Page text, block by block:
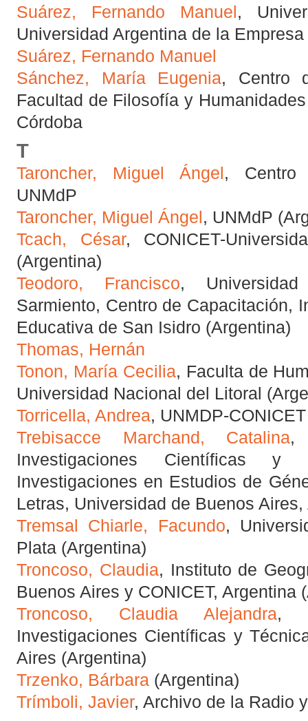
Suárez, Fernando Manuel,
Universidad Argentina de la
Suárez, Fernando Manuel
Sánchez, María Eugenia, Centro
Facultad de Filosofía y
Córdoba
T
Taroncher, Miguel Ángel, Centro
UNMdP
Taroncher, Miguel Ángel, UNMdP
Tcach, César, CONICET-
(Argentina)
Teodoro, Francisco,
Sarmiento, Centro de Capacitación,
Educativa de San Isidro (Argentina)
Thomas, Hernán
Tonon, María Cecilia, Faculta de
Universidad Nacional del Litoral
Torricella, Andrea, UNMDP-
Trebisacce Marchand, Catalina,
Investigaciones Científicas
Investigaciones en Estudios de
Letras, Universidad de Buenos
Tremsal Chiarle, Facundo,
Plata (Argentina)
Troncoso, Claudia, Instituto de
Buenos Aires y CONICET, Argentina
Troncoso, Claudia Alejandra,
Investigaciones Científicas y
Aires (Argentina)
Trzenko, Bárbara (Argentina)
Trímboli, Javier, Archivo de la Radio